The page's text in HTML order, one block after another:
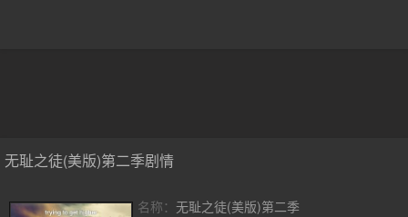
无耻之徒(美版)第二季剧情
名称： 无耻之徒(美版)第二季